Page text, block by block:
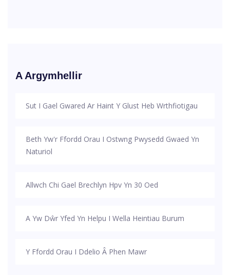
A Argymhellir
Sut I Gael Gwared Ar Haint Y Glust Heb Wrthfiotigau
Beth Yw'r Ffordd Orau I Ostwng Pwysedd Gwaed Yn
Naturiol
Allwch Chi Gael Brechlyn Hpv Yn 30 Oed
A Yw Dŵr Yfed Yn Helpu I Wella Heintiau Burum
Y Ffordd Orau I Ddelio Â Phen Mawr